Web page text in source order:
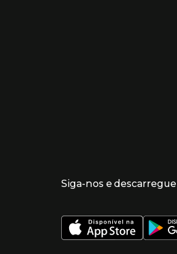
ventana)
Siga-nos e